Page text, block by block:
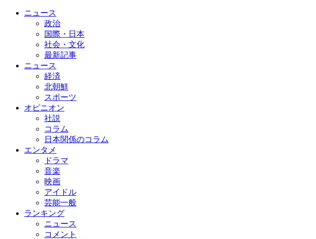
ニュース
政治
国際・日本
社会・文化
最新記事
ニュース
経済
北朝鮮
スポーツ
オピニオン
社説
コラム
日本関係のコラム
エンタメ
ドラマ
音楽
映画
アイドル
芸能一般
ランキング
ニュース
コメント